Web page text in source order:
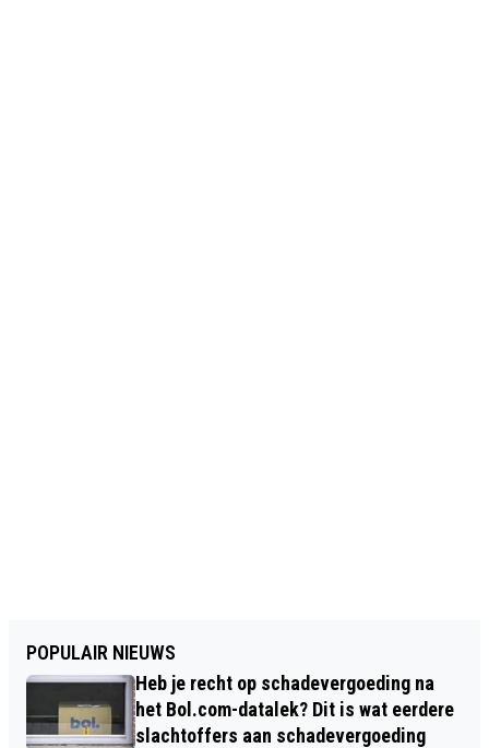
POPULAIR NIEUWS
Heb je recht op schadevergoeding na
het Bol.com-datalek? Dit is wat eerdere
slachtoffers aan schadevergoeding